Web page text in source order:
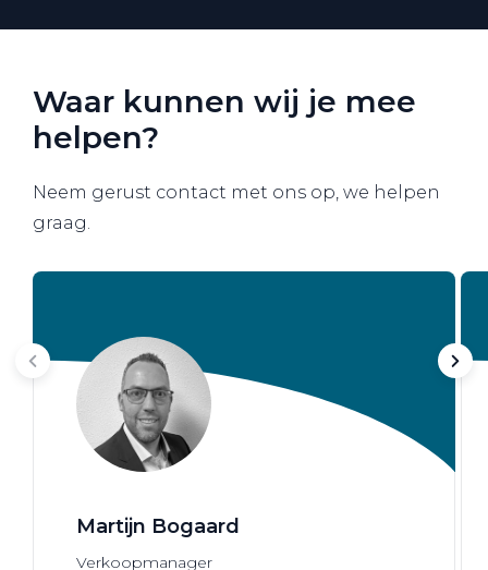
Waar kunnen wij je mee
helpen?
Neem gerust contact met ons op, we helpen
graag.
Martijn Bogaard
Verkoopmanager